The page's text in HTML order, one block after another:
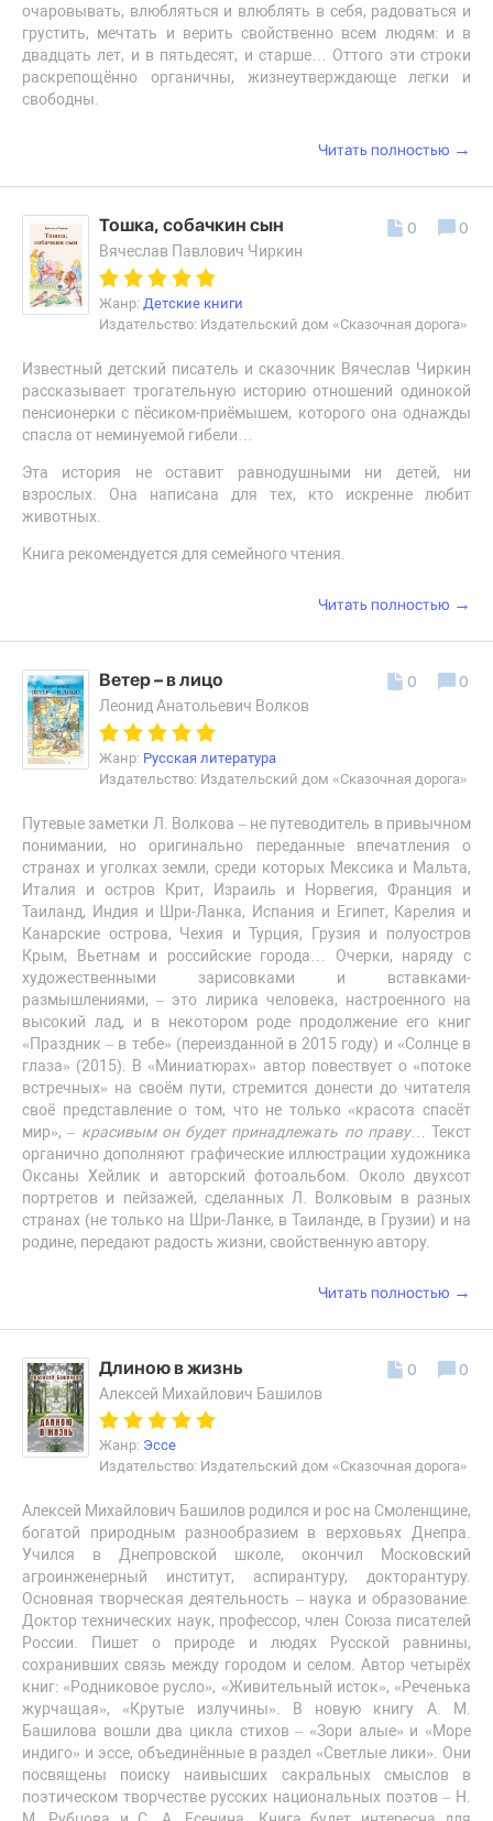
очаровывать, влюбляться и влюблять в себя, радоваться и
грустить, мечтать и верить свойственно всем людям: и в
двадцать лет, и в пятьдесят, и старше… Оттого эти строки
раскрепощённо органичны, жизнеутверждающе легки и
свободны.
Читать полностью →
Тошка, собачкин сын
Вячеслав Павлович Чиркин
Жанр: Детские книги
Издательство: Издательский дом «Сказочная дорога»
Известный детский писатель и сказочник Вячеслав Чиркин
рассказывает трогательную историю отношений одинокой
пенсионерки с пёсиком-приёмышем, которого она однажды
спасла от неминуемой гибели…
Эта история не оставит равнодушными ни детей, ни
взрослых. Она написана для тех, кто искренне любит
животных.
Книга рекомендуется для семейного чтения.
0 0
Читать полностью →
Ветер – в лицо
Леонид Анатольевич Волков
Жанр: Русская литература
Издательство: Издательский дом «Сказочная дорога»
Путевые заметки Л. Волкова – не путеводитель в привычном
понимании, но оригинально переданные впечатления о
странах и уголках земли, среди которых Мексика и Мальта,
Италия и остров Крит, Израиль и Норвегия, Франция и
Таиланд, Индия и Шри-Ланка, Испания и Египет, Карелия и
Канарские острова, Чехия и Турция, Грузия и полуостров
Крым, Вьетнам и российские города… Очерки, наряду с
художественными зарисовками и вставками-
размышлениями, – это лирика человека, настроенного на
высокий лад, и в некотором роде продолжение его книг
«Праздник – в тебе» (переизданной в 2015 году) и «Солнце в
глаза» (2015). В «Миниатюрах» автор повествует о «потоке
встречных» на своём пути, стремится донести до читателя
своё представление о том, что не только «красота спасёт
мир», – красивым он будет принадлежать по праву… Текст
органично дополняют графические иллюстрации художника
Оксаны Хейлик и авторский фотоальбом. Около двухсот
портретов и пейзажей, сделанных Л. Волковым в разных
странах (не только на Шри-Ланке, в Таиланде, в Грузии) и на
родине, передают радость жизни, свойственную автору.
0 0
Читать полностью →
Длиною в жизнь
Алексей Михайлович Башилов
Жанр: Эссе
Издательство: Издательский дом «Сказочная дорога»
Алексей Михайлович Башилов родился и рос на Смоленщине,
богатой природным разнообразием в верховьях Днепра.
Учился в Днепровской школе, окончил Московский
агроинженерный институт, аспирантуру, докторантуру.
Основная творческая деятельность – наука и образование.
Доктор технических наук, профессор, член Союза писателей
России. Пишет о природе и людях Русской равнины,
сохранивших связь между городом и селом. Автор четырёх
книг: «Родниковое русло», «Живительный исток», «Реченька
журчащая», «Крутые излучины». В новую книгу А. М.
Башилова вошли два цикла стихов – «Зори алые» и «Море
индиго» и эссе, объединённые в раздел «Светлые лики». Они
посвящены поиску наивысших сакральных смыслов в
поэтическом творчестве русских национальных поэтов – Н.
0 0